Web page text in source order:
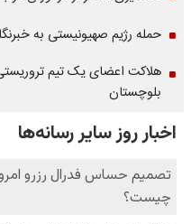
حمله رژیم صهیونیستی به
هلاکت اعضای یک تیم
بلوچستان